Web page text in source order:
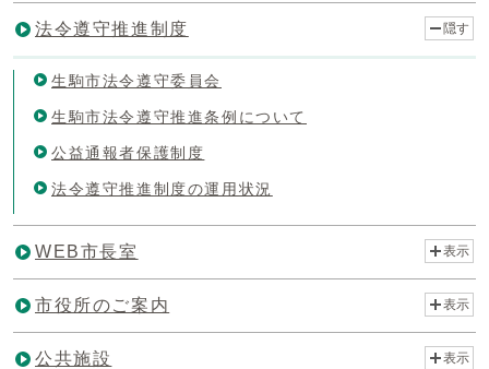
法令遵守推進制度 隠す
生駒市法令遵守委員会
生駒市法令遵守推進条例について
公益通報者保護制度
法令遵守推進制度の運用状況
WEB市長室 表示
市役所のご案内 表示
公共施設 表示